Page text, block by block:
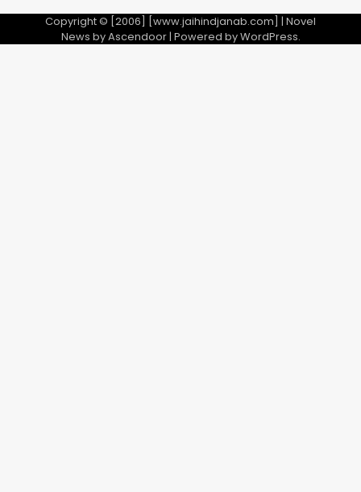
Copyright © [2006] [www.jaihindjanab.com] | Novel
News byAscendoor| Powered byWordPress.